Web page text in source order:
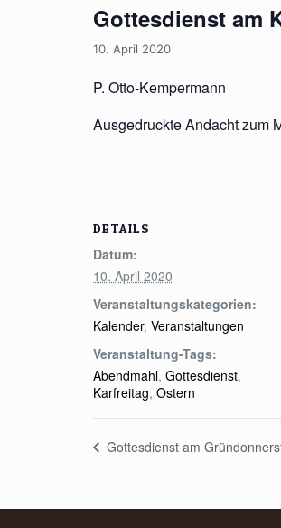
Gottesdienst am
10. April 2020
P. Otto-Kempermann
Ausgedruckte Andacht zum
DETAILS
Datum:
10. April 2020
Veranstaltungskategorien:
Kalender, Veranstaltungen
Veranstaltung-Tags:
Abendmahl, Gottesdienst,
Karfreitag, Ostern
Gottesdienst am